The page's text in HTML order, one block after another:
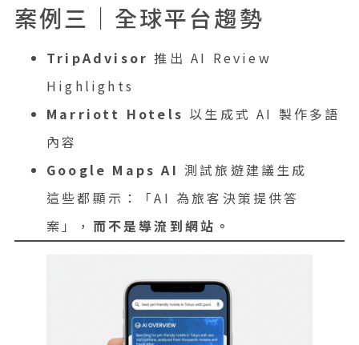
案例三｜全球平台趨勢
TripAdvisor 推出 AI Review
Highlights
Marriott Hotels 以生成式 AI 製作多語
內容
Google Maps AI 測試旅遊建議生成
這些都顯示：「AI 為旅客決策提供答
案」， 而不是導流到網站。